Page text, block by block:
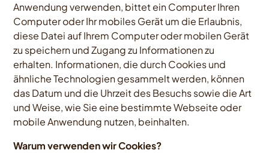
Anwendung verwenden, bittet ein Computer Ihren
Computer oder Ihr mobiles Gerät um die Erlaubnis,
diese Datei auf Ihrem Computer oder mobilen Gerät
zu speichern und Zugang zu Informationen zu
erhalten. Informationen, die durch Cookies und
ähnliche Technologien gesammelt werden, können
das Datum und die Uhrzeit des Besuchs sowie die Art
und Weise, wie Sie eine bestimmte Webseite oder
mobile Anwendung nutzen, beinhalten.
Warum verwenden wir Cookies?